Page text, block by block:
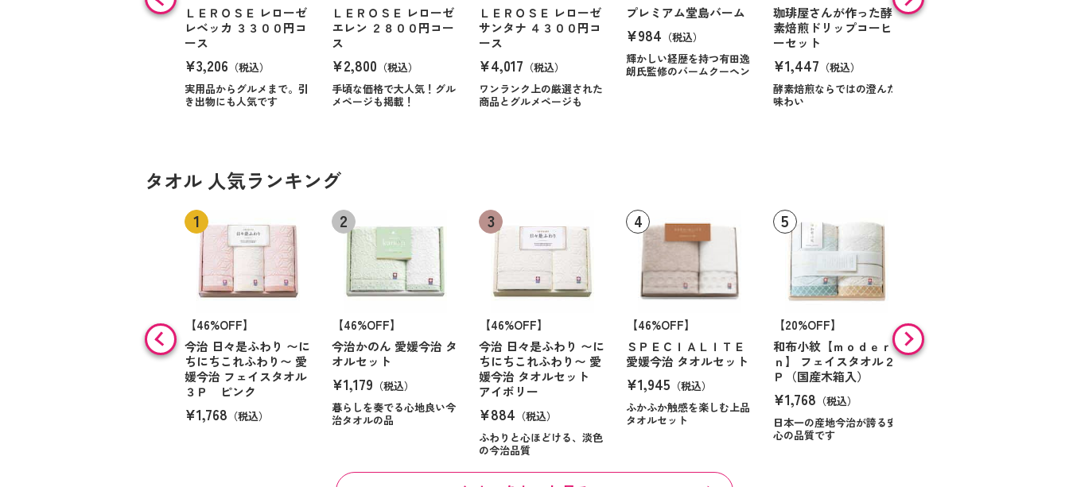
ＬＥＲＯＳＥ レローゼ
レベッカ ３３００円コ
ース
¥3,206 （税込）
実用品からグルメまで。引
き出物にも人気です
ＬＥＲＯＳＥ レローゼ
エレン ２８００円コー
ス
¥2,800 （税込）
手頃な価格で大人気！グル
メページも掲載！
ＬＥＲＯＳＥ レローゼ
サンタナ ４３００円コ
ース
¥4,017 （税込）
ワンランク上の厳選された
商品とグルメページも
プレミアム堂島バーム
¥984 （税込）
輝かしい経歴を持つ有田逸
朗氏監修のバームクーヘン
珈琲屋さんが作った酵
素焙煎ドリップコーヒ
ーセット
¥1,447 （税込）
酵素焙煎ならではの澄んだ
味わい
アラン・ド・パリ ショ
タオル 人気ランキング
【46%OFF】
今治 日々是ふわり 〜に
ちにちこれふわり〜 愛
媛今治 フェイスタオル
３Ｐ ピンク
¥1,768 （税込）
【46%OFF】
今治かのん 愛媛今治 タ
オルセット
¥1,179 （税込）
暮らしを奏でる心地良い今
治タオルの品
【46%OFF】
今治 日々是ふわり 〜に
ちにちこれふわり〜 愛
媛今治 タオルセット
アイボリー
¥884 （税込）
ふわりと心ほどける、淡色
の今治品質
【46%OFF】
ＳＰＥＣＩＡＬＩＴＥ
愛媛今治 タオルセット
¥1,945 （税込）
ふかふか触感を楽しむ上品
タオルセット
【20%OFF】
和布小紋【ｍｏｄｅｒ
ｎ】 フェイスタオル２
Ｐ（国産木箱入）
¥1,768 （税込）
日本一の産地今治が誇る安
心の品質です
¥1,320